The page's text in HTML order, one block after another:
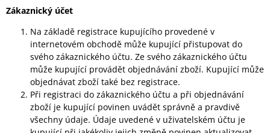
Zákaznický účet
Na základě registrace kupujícího provedené v
internetovém obchodě může kupující přistupovat do
svého zákaznického účtu. Ze svého zákaznického účtu
může kupující provádět objednávání zboží. Kupující může
objednávat zboží také bez registrace.
Při registraci do zákaznického účtu a při objednávání
zboží je kupující povinen uvádět správně a pravdivě
všechny údaje. Údaje uvedené v uživatelském účtu je